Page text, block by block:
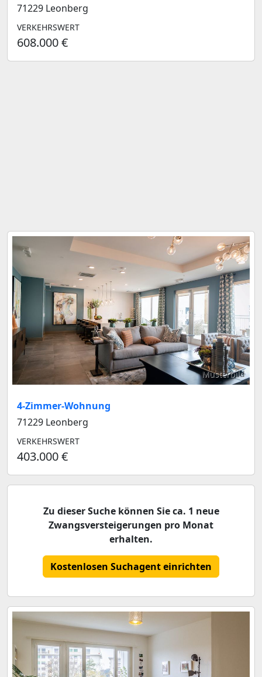
71229 Leonberg
VERKEHRSWERT
608.000 €
Musterbild
4-Zimmer-Wohnung
71229 Leonberg
VERKEHRSWERT
403.000 €
Zu dieser Suche können Sie ca. 1 neue
Zwangsversteigerungen pro Monat
erhalten.
Kostenlosen Suchagent einrichten